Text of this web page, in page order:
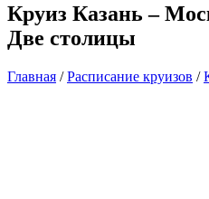
Круиз Казань –
Две столицы
Главная /Расписание круизов /